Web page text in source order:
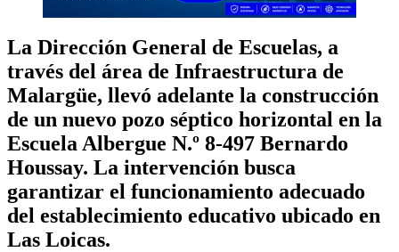
La Dirección General de Escuelas, a
través del área de Infraestructura de
Malargüe, llevó adelante la construcción
de un nuevo pozo séptico horizontal en la
Escuela Albergue N.º 8-497 Bernardo
Houssay. La intervención busca
garantizar el funcionamiento adecuado
del establecimiento educativo ubicado en
Las Loicas.